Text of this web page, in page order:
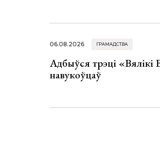
06.08.2026 ГРАМАДСТВА
Адбыўся трэці «Вялікі
навукоўцаў